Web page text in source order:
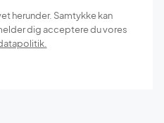
herunder. Samtykke kan
dig acceptere du vores